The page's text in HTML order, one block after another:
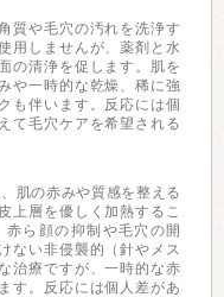
質や毛穴の汚れを洗浄す
用しませんが、薬剤と水
の清浄を促します。肌を
や一時的な乾燥、稀に強
も伴います。反応には個
て毛穴ケアを希望される
肌の赤みや質感を整える
上層を優しく加熱するこ
ら顔の抑制や毛穴の開
ない非侵襲的（針やメス
治療ですが、一時的な赤
す。反応には個人差があ